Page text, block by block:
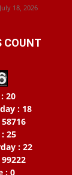
July 18, 2026
COUNT
20
: 18
25
: 22
: 0